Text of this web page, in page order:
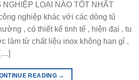
NGHIỆP LOẠI NÀO TỐT NHẤT
nghiệp khác với các dòng tủ
, có thiết kế tinh tế , hiện đại , tu
làm từ chất liệu inox không han gỉ ,
READING →